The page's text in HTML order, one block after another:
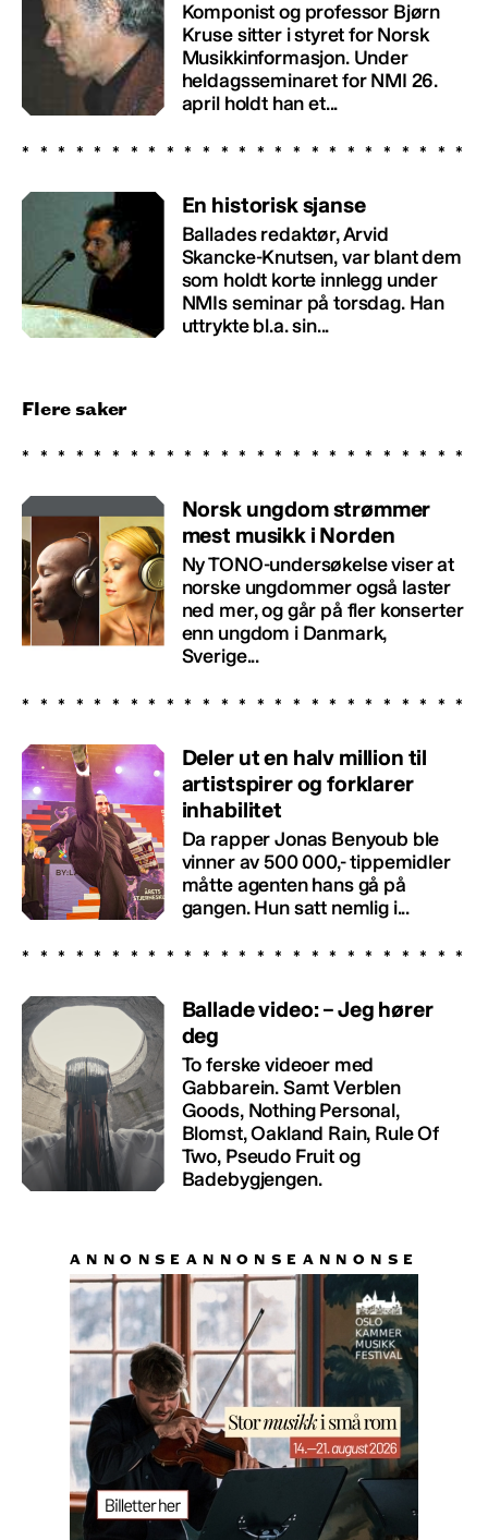
Komponist og professor Bjørn
Kruse sitter i styret for Norsk
Musikkinformasjon. Under
heldagsseminaret for NMI 26.
april holdt han et...
En historisk sjanse
Ballades redaktør, Arvid
Skancke-Knutsen, var blant dem
som holdt korte innlegg under
NMIs seminar på torsdag. Han
uttrykte bl.a. sin...
Flere saker
Norsk ungdom strømmer
mest musikk i Norden
Ny TONO-undersøkelse viser at
norske ungdommer også laster
ned mer, og går på fler konserter
enn ungdom i Danmark,
Sverige...
Deler ut en halv million til
artistspirer og forklarer
inhabilitet
Da rapper Jonas Benyoub ble
vinner av 500 000,- tippemidler
måtte agenten hans gå på
gangen. Hun satt nemlig i...
Ballade video: – Jeg hører
deg
To ferske videoer med
Gabbarein. Samt Verblen
Goods, Nothing Personal,
Blomst, Oakland Rain, Rule Of
Two, Pseudo Fruit og
Badebygjengen.